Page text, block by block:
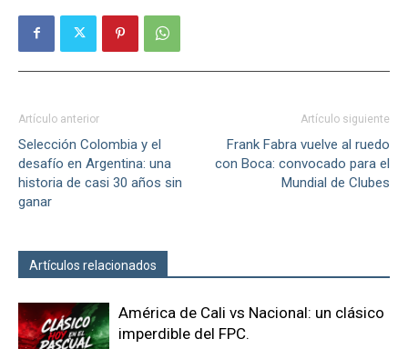
Artículo anterior
Selección Colombia y el
desafío en Argentina: una
historia de casi 30 años sin
ganar
Artículo siguiente
Frank Fabra vuelve al ruedo
con Boca: convocado para el
Mundial de Clubes
Artículos relacionados
América de Cali vs Nacional: un clásico
imperdible del FPC.